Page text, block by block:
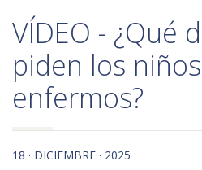
VÍDEO - ¿Qué
piden los
enfermos?
18 · DICIEMBRE · 2025